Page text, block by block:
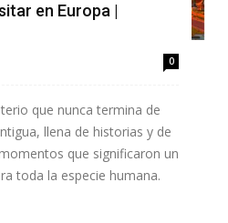
en Europa |
0
que nunca termina de
llena de historias y de
que significaron un
toda la especie humana.